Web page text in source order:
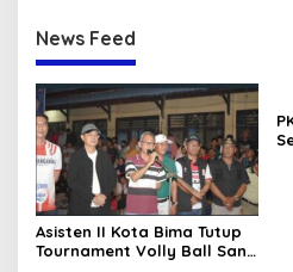
News Feed
Asisten II Kota Bima Tutup
Tournament Volly Ball Santi